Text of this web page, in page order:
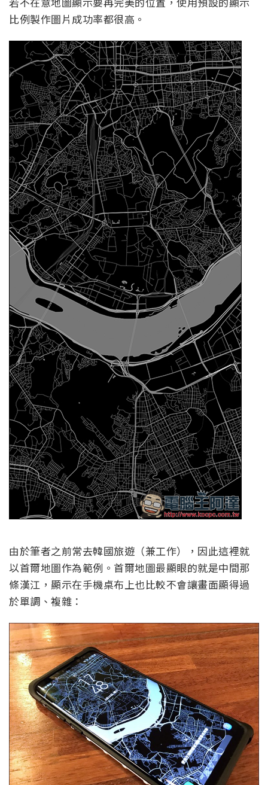
比例製作圖片成功率都很高。
由於筆者之前常去韓國旅遊（兼工作），因此這裡就
以首爾地圖作為範例。首爾地圖最顯眼的就是中間那
條漢江，顯示在手機桌布上也比較不會讓畫面顯得過
於單調、複雜：